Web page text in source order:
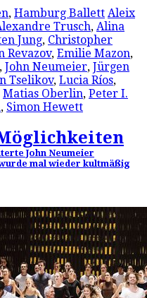
, Hamburg Ballett Aleix
Trusch, Alina
Jung, Christopher
Revazov, Emilie Mazon,
, John Neumeier, Jürgen
Tselikov, Lucia Ríos,
Matias Oberlin, Peter I.
, Simon Hewett
John Neumeier
mal wieder kultmäßig